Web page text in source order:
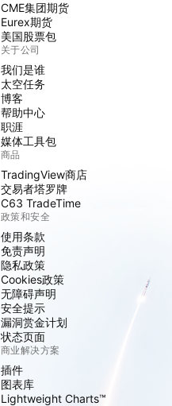
CME集团期货
Eurex期货
美国股票包
关于公司
我们是谁
太空任务
博客
帮助中心
职涯
媒体工具包
商品
TradingView商店
交易者塔罗牌
C63 TradeTime
政策和安全
使用条款
免责声明
隐私政策
Cookies政策
无障碍声明
安全提示
漏洞赏金计划
状态页面
商业解决方案
插件
图表库
Lightweight Charts™